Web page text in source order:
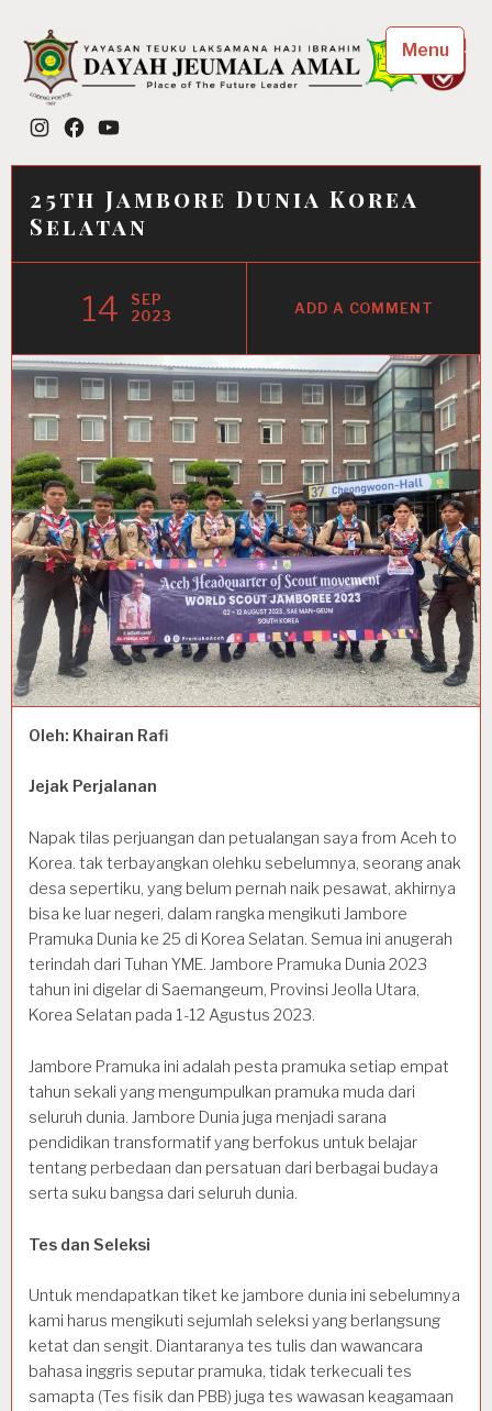
content
Dayah Jeumala Amal
Place of The Future Leader
Instagram
FacebookYouTube
Menu
25th Jambore Dunia Korea
Selatan
14
SEP
2023
ADD A COMMENT
Oleh: Khairan Rafi
Jejak Perjalanan
Napak tilas perjuangan dan petualangan saya from Aceh to
Korea. tak terbayangkan olehku sebelumnya, seorang anak
desa sepertiku, yang belum pernah naik pesawat, akhirnya
bisa ke luar negeri, dalam rangka mengikuti Jambore
Pramuka Dunia ke 25 di Korea Selatan. Semua ini anugerah
terindah dari Tuhan YME. Jambore Pramuka Dunia 2023
tahun ini digelar di Saemangeum, Provinsi Jeolla Utara,
Korea Selatan pada 1-12 Agustus 2023.
Jambore Pramuka ini adalah pesta pramuka setiap empat
tahun sekali yang mengumpulkan pramuka muda dari
seluruh dunia. Jambore Dunia juga menjadi sarana
pendidikan transformatif yang berfokus untuk belajar
tentang perbedaan dan persatuan dari berbagai budaya
serta suku bangsa dari seluruh dunia.
Tes dan Seleksi
Untuk mendapatkan tiket ke jambore dunia ini sebelumnya
kami harus mengikuti sejumlah seleksi yang berlangsung
ketat dan sengit. Diantaranya tes tulis dan wawancara
bahasa inggris seputar pramuka, tidak terkecuali tes
samapta (Tes fisik dan PBB) juga tes wawasan keagamaan